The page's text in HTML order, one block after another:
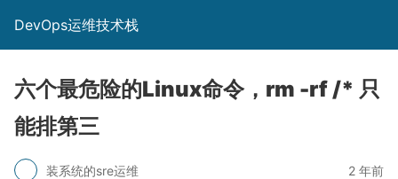
DevOps运维技术栈
六个最危险的Linux命令，rm -rf /* 只
能排第三
装系统的sre运维 2 年前